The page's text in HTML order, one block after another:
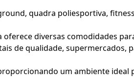
quadra poliesportiva,
diversas comodidades
de qualidade, supermercados,
um ambiente ideal